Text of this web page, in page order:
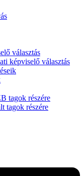
választás
képviselő választás
tagok részére
tagok részére